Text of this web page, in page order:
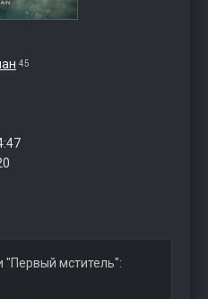
45
"Первый мститель":